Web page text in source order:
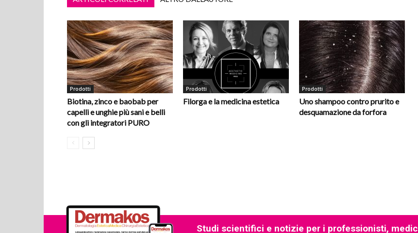
Prodotti
Biotina, zinco e baobab per
capelli e unghie più sani e belli
con gli integratori PURO
Prodotti
Filorga e la medicina estetica
Prodotti
Uno shampoo contro prurito e
desquamazione da forfora
Studi scientifici e notizie per i professionisti,